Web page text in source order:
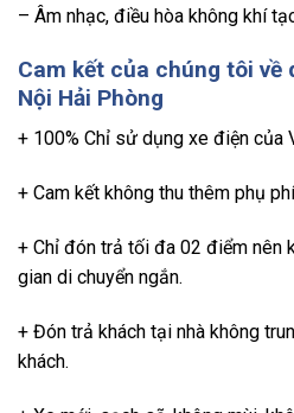
– Âm nhạc, điều hòa không khí
Cam kết của chúng tôi về
Nội Hải Phòng
+ 100% Chỉ sử dụng xe điện của
+ Cam kết không thu thêm phụ
+ Chỉ đón trả tối đa 02 điểm nên
gian di chuyển ngắn.
+ Đón trả khách tại nhà không
khách.